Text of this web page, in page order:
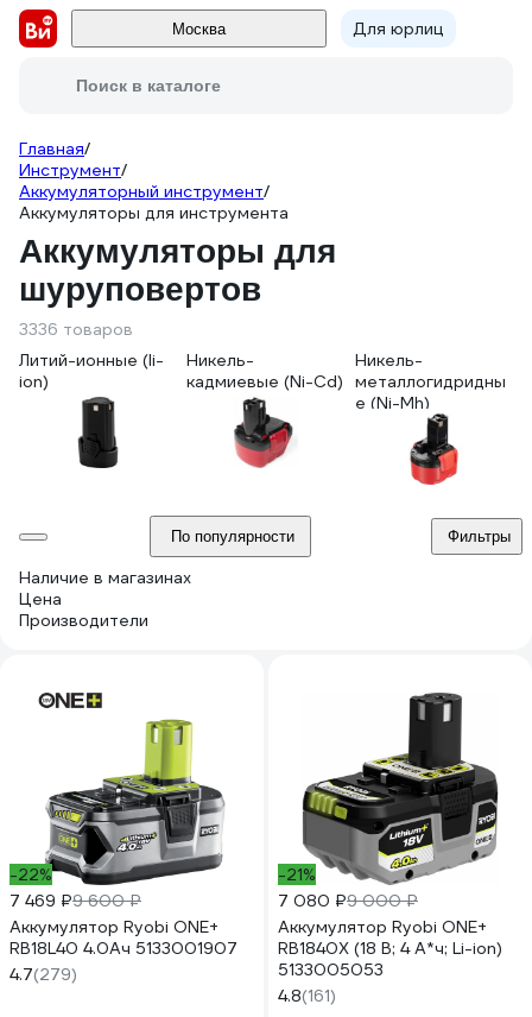
Москва Для юрлиц
Поиск в каталоге
Главная/
Инструмент/
Аккумуляторный инструмент/
Аккумуляторы для инструмента
Аккумуляторы для
шуруповертов
3336 товаров
Литий-ионные (li-
ion)
Никель-
кадмиевые (Ni-Cd)
Никель-
металлогидридны
е (Ni-Mh)
По популярности Фильтры
Наличие в магазинах
Цена
Производители
-22%
7 469 ₽9 600 ₽
Аккумулятор Ryobi ONE+
RB18L40 4.0Ач 5133001907
4.7(279)
-21%
7 080 ₽9 000 ₽
Аккумулятор Ryobi ONE+
RB1840X (18 В; 4 А*ч; Li-ion)
5133005053
4.8(161)